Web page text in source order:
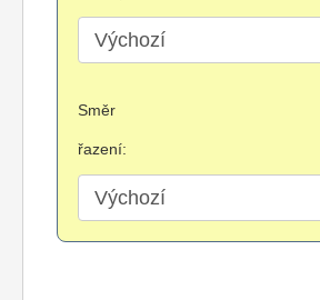
Směr
řazení: